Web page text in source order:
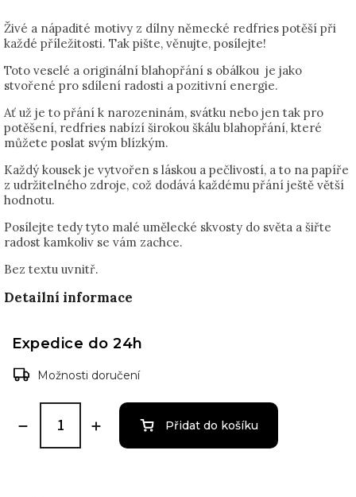
Živé a nápadité motivy z dílny německé redfries potěší při
každé příležitosti. Tak pište, věnujte, posílejte!
Toto veselé a originální blahopřání s obálkou je jako
stvořené pro sdílení radosti a pozitivní energie.
Ať už je to přání k narozeninám, svátku nebo jen tak pro
potěšení, redfries nabízí širokou škálu blahopřání, které
můžete poslat svým blízkým.
Každý kousek je vytvořen s láskou a pečlivostí, a to na papíře
z udržitelného zdroje, což dodává každému přání ještě větší
hodnotu.
Posílejte tedy tyto malé umělecké skvosty do světa a šiřte
radost kamkoliv se vám zachce.
Bez textu uvnitř.
Detailní informace
Expedice do 24h
Možnosti doručení
Přidat do košíku